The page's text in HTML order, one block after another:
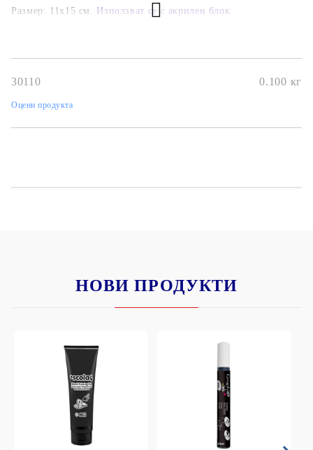
Размер: 11х15 см. Използват се с акрилен блок.
30110 0.100 кг
Оцени продукта
НОВИ ПРОДУКТИ